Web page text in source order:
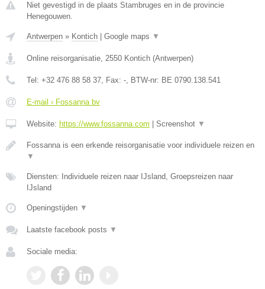
Niet gevestigd in de plaats Stambruges en in de provincie
Henegouwen.
Antwerpen » Kontich Google maps ▼
Online reisorganisatie, 2550 Kontich (Antwerpen)
Tel: +32 476 88 58 37, Fax: -, BTW-nr: BE 0790.138.541
E-mail › Fossanna bv
Website: https://www.fossanna.com Screenshot ▼
Fossanna is een erkende reisorganisatie voor individuele reizen en
▼
Diensten: Individuele reizen naar IJsland, Groepsreizen naar
IJsland
Openingstijden ▼
Laatste facebook posts ▼
Sociale media: